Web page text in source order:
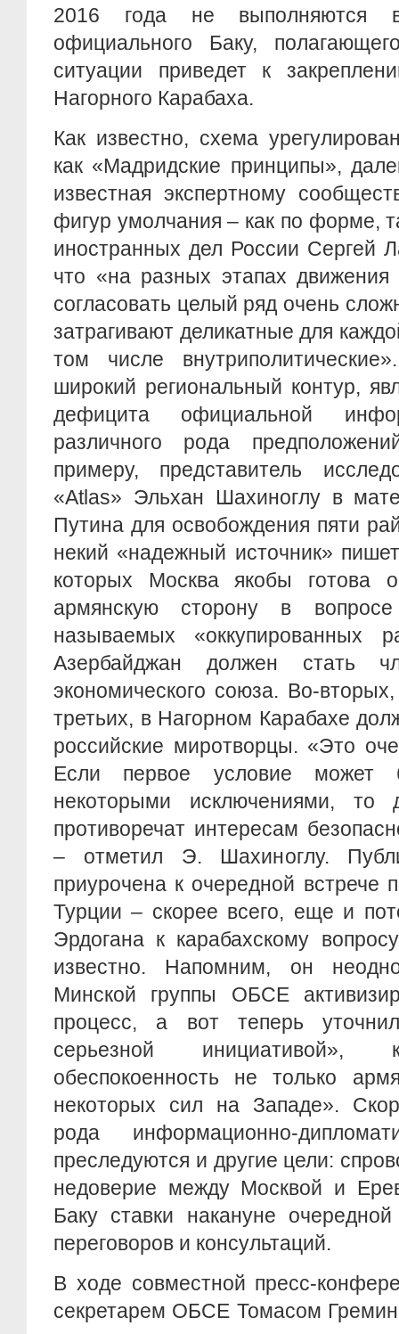
2016 года не выполняются
официального Баку,
ситуации приведет к
Нагорного Карабаха.
Как известно, схема
как «Мадридские принципы»,
известная экспертному
фигур умолчания – как по форме,
иностранных дел России Сергей
что «на разных этапах
согласовать целый ряд очень
затрагивают деликатные для
том числе
широкий региональный контур,
дефицита официальной
различного рода
примеру, представитель
«Atlas» Эльхан Шахиноглу в
Путина для освобождения пяти
некий «надежный источник»
которых Москва якобы готова
армянскую сторону в
называемых «оккупированных
Азербайджан должен стать
экономического союза. Во-
третьих, в Нагорном Карабахе
российские миротворцы. «Это
Если первое условие может
некоторыми исключениями, то
противоречат интересам
– отметил Э. Шахиноглу.
приурочена к очередной встрече
Турции – скорее всего, еще и
Эрдогана к карабахскому
известно. Напомним, он
Минской группы ОБСЕ
процесс, а вот теперь
серьезной инициативой»,
обеспокоенность не только
некоторых сил на Западе».
рода информационно-
преследуются и другие цели:
недоверие между Москвой и
Баку ставки накануне
переговоров и консультаций.
В ходе совместной пресс-
секретарем ОБСЕ Томасом